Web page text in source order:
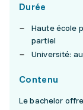
Durée
Haute école
partiel
Université:
Contenu
Le bachelor